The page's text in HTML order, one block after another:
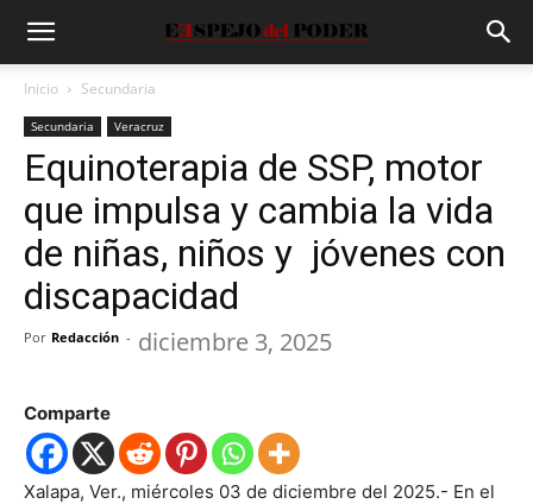
Inicio Secundaria
Secundaria Veracruz
Equinoterapia de SSP, motor
que impulsa y cambia la vida
de niñas, niños y jóvenes con
discapacidad
Por Redacción - diciembre 3, 2025
Comparte
Xalapa, Ver., miércoles 03 de diciembre del 2025.- En el